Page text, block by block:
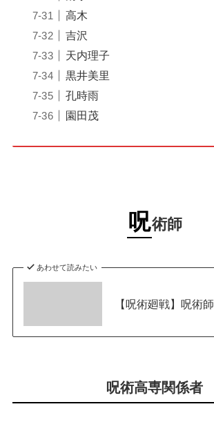
高木
吉沢
天内理子
黒井美里
孔時雨
園田茂
呪術師
あわせて読みたい
【呪術廻戦】呪術師
呪術高専関係者